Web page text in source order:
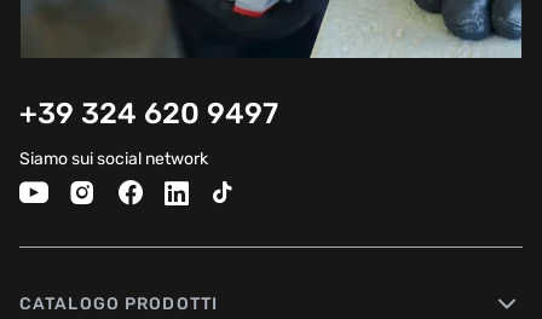
+39 324 620 9497
Siamo sui social network
CATALOGO PRODOTTI